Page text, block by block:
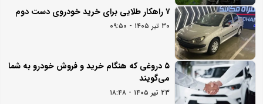
۷ راهکار طلایی برای خرید خودروی دست دوم
۳۰ تیر ۱۴۰۵ - ۰۹:۵۰
۵ دروغی که هنگام خرید و فروش خودرو به شما
می‌گویند
۲۳ تیر ۱۴۰۵ - ۱۸:۴۸